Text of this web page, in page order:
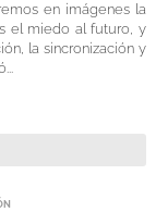
en imágenes la
el miedo al futuro, y
la sincronización y